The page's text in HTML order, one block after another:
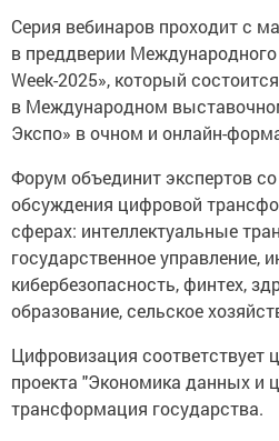
Серия вебинаров проходит с
в преддверии
Week-2025», который
в Международном
Экспо» в очном и онлайн-
Форум объединит экспертов
обсуждения цифровой
сферах: интеллектуальные
государственное управление,
кибербезопасность, финтех,
образование, сельское
Цифровизация соответствует
проекта "Экономика данных и
трансформация государства.